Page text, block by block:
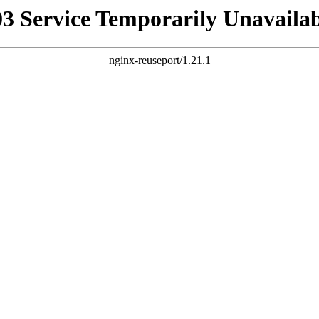
Service Temporarily
nginx-reuseport/1.21.1